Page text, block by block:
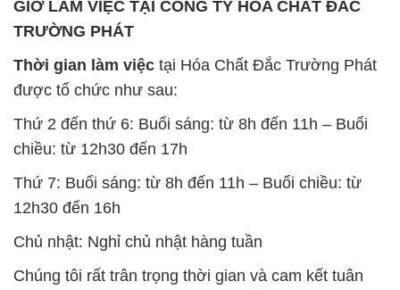
GIỜ LÀM VIỆC TẠI CÔNG TY HÓA CHẤT ĐẮC
TRƯỜNG PHÁT
Thời gian làm việc tại Hóa Chất Đắc Trường Phát
được tổ chức như sau:
Thứ 2 đến thứ 6: Buổi sáng: từ 8h đến 11h – Buổi
chiều: từ 12h30 đến 17h
Thứ 7: Buổi sáng: từ 8h đến 11h – Buổi chiều: từ
12h30 đến 16h
Chủ nhật: Nghỉ chủ nhật hàng tuần
Chúng tôi rất trân trọng thời gian và cam kết tuân